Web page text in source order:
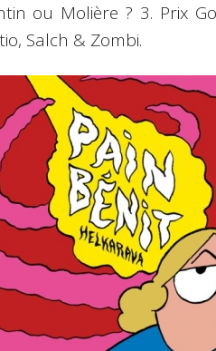
ou Molière ? 3. Prix
Salch & Zombi.